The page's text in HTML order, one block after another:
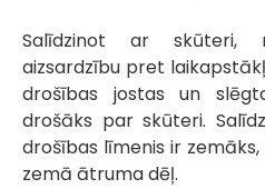
Salīdzinot ar skūteri,
aizsardzību pret
drošības jostas un
drošāks par skūteri.
drošības līmenis ir
zemā ātruma dēļ.